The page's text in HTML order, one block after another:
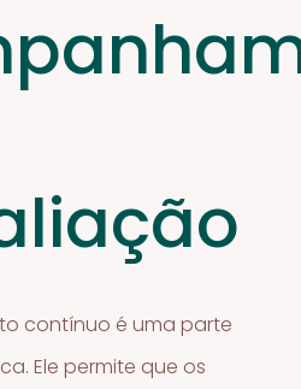
contínuo é uma parte
Ele permite que os